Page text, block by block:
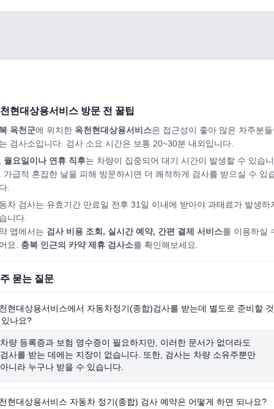
현대상용서비스 방문 전 꿀팁
옥천군에 위치한 옥천현대상용서비스은 접근성이 좋아 많은 차주분
검사소입니다. 검사 소요 시간은 보통 20~30분 내외입니다.
월요일이나 연휴 직후는 차량이 집중되어 대기 시간이 발생할 수 있습니
가급적 혼잡한 날을 피해 방문하시면 더 쾌적하게 검사를 받으실 수 있
.
차 검사는 유효기간 만료일 전후 31일 이내에 받아야 과태료가 발생하
니다.
앱에서는 검사 비용 조회, 실시간 예약, 간편 결제 서비스를 이용하실
요. 충북 인근의 카약 제휴 검사소를 확인해보세요.
묻는 질문
현대상용서비스에서 자동차정기(종합)검사를 받는데 별도로 준비할 것
나요?
차량 등록증과 보험 영수증이 필요하지만, 이러한 문서가 없더라도
검사를 받는 데에는 지장이 없습니다. 또한, 검사는 차량 소유주뿐만
아니라 누구나 받을 수 있습니다.
현대상용서비스 자동차 정기(종합) 검사 예약은 어떻게 하면 되나요?